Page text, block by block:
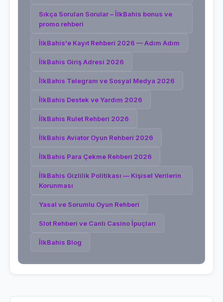
Sıkça Sorulan Sorular – İlkBahis bonus ve
promo rehberi
İlkBahis'e Kayıt Rehberi 2026 — Adım Adım
İlkBahis Giriş Adresi 2026
İlkBahis Telegram ve Sosyal Medya 2026
İlkBahis Destek ve Yardım 2026
İlkBahis Rulet Rehberi 2026
İlkBahis Aviator Oyun Rehberi 2026
İlkBahis Para Çekme Rehberi 2026
İlkBahis Gizlilik Politikası — Kişisel Verilerin
Korunması
Yasal ve Sorumlu Oyun Rehberi
Slot Rehberi ve Canlı Casino İpuçları
İlkBahis Blog